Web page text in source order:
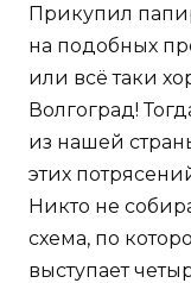
Прикупил
на подобных
или всё таки
Волгоград!
из нашей
этих
Никто не
схема, по
выступает